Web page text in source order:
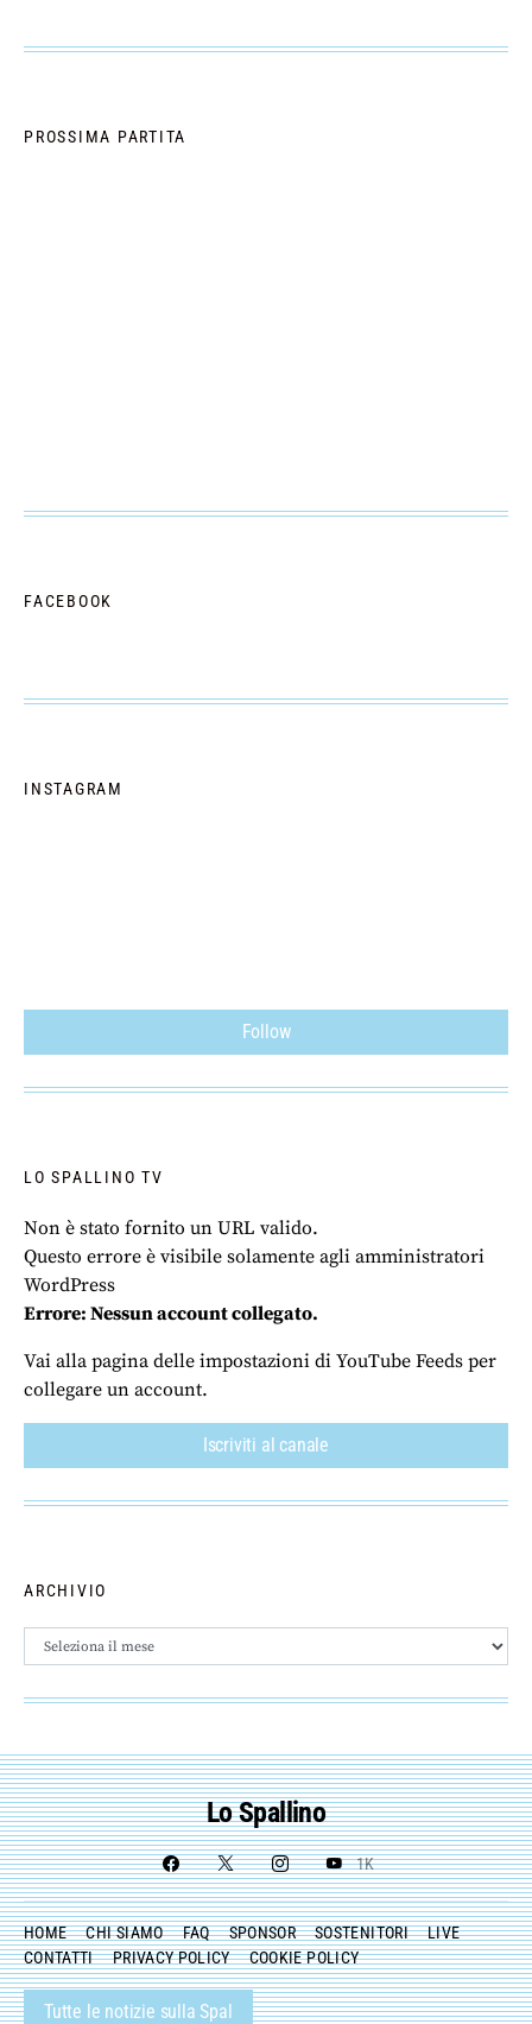
PROSSIMA PARTITA
FACEBOOK
INSTAGRAM
Follow
LO SPALLINO TV
Non è stato fornito un URL valido.
Questo errore è visibile solamente agli amministratori
WordPress
Errore: Nessun account collegato.
Vai alla pagina delle impostazioni di YouTube Feeds per
collegare un account.
Iscriviti al canale
ARCHIVIO
Archivio
Lo Spallino
1K
HOME CHI SIAMO FAQ SPONSOR SOSTENITORI
LIVE
CONTATTI
PRIVACY POLICY COOKIE POLICY
Tutte le notizie sulla Spal